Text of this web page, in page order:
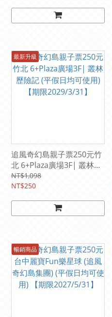
最新升級
追風奇幻島親子票250元竹
北 6+Plaza廣場3F| 叢林歷
險記 (平假日均可使用)
【期限2029/3/31】
NT$1,098
NT$250
暢銷商品